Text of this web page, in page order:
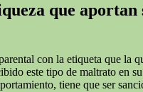
que aportan
con la etiqueta que la
este tipo de maltrato en
tiene que ser